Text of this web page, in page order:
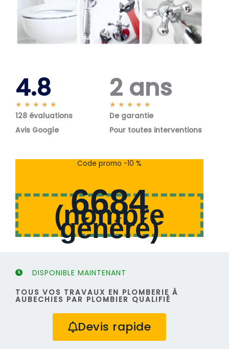
4.8
★ ★ ★ ★ ★
o
s
128 évaluations
Avis Google
2 ans
★ ★ ★ ★ ★
o
s
De garantie
Pour toutes interventions
Code promo -10 %
6684
(nombre
généré)
DISPONIBLE MAINTENANT
TOUS VOS TRAVAUX EN PLOMBERIE À
AUBECHIES PAR PLOMBIER QUALIFIÉ
Devis rapide